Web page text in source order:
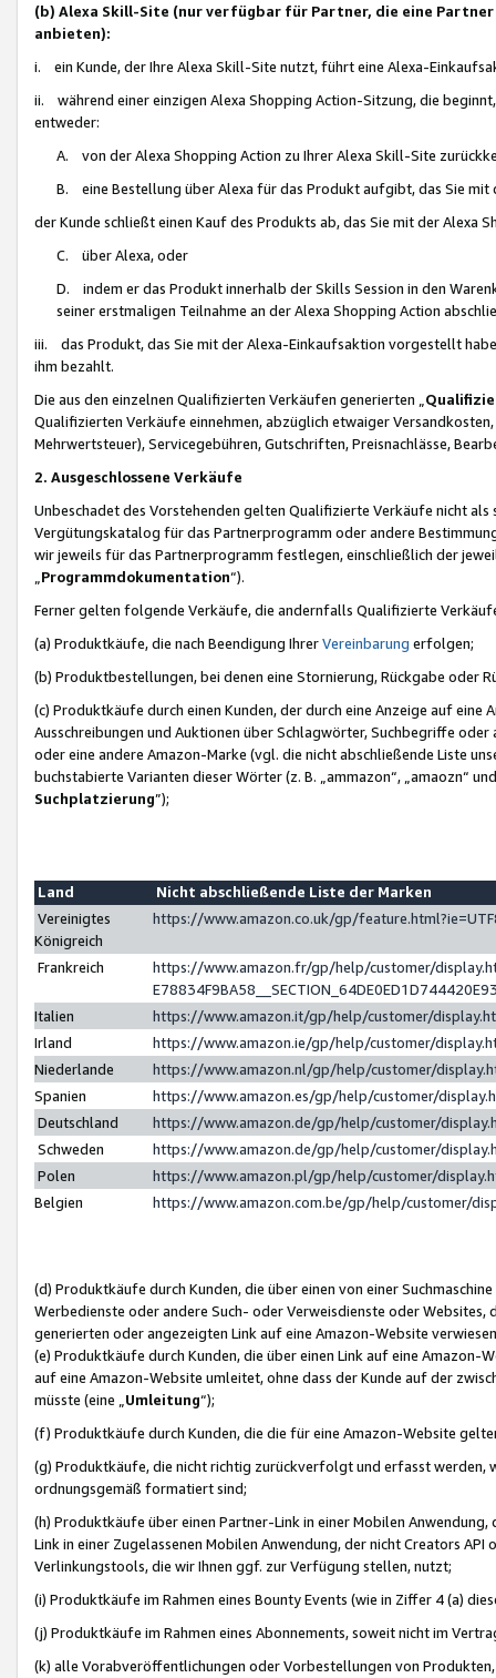
(b) Alexa Skill-Site (nur verfügbar für Partner, die eine
anbieten):
i. ein Kunde, der Ihre Alexa Skill-Site nutzt, führt eine Alexa-
ii. während einer einzigen Alexa Shopping Action-Sitzung, die
entweder:
A. von der Alexa Shopping Action zu Ihrer Alexa Skill-Site
B. eine Bestellung über Alexa für das Produkt aufgibt, das Sie mit
der Kunde schließt einen Kauf des Produkts ab, das Sie mit der Alexa
C. über Alexa, oder
D. indem er das Produkt innerhalb der Skills Session in den
seiner erstmaligen Teilnahme an der Alexa Shopping Action
iii. das Produkt, das Sie mit der Alexa-Einkaufsaktion vorgestellt
ihm bezahlt.
Die aus den einzelnen Qualifizierten Verkäufen generierten „
Qualifizierten Verkäufe einnehmen, abzüglich etwaiger
Mehrwertsteuer), Servicegebühren, Gutschriften, Preisnachlässe,
2. Ausgeschlossene Verkäufe
Unbeschadet des Vorstehenden gelten Qualifizierte Verkäufe nicht
Vergütungskatalog für das Partnerprogramm oder andere
wir jeweils für das Partnerprogramm festlegen, einschließlich der
Programmdokumentation“).
Ferner gelten folgende Verkäufe, die andernfalls Qualifizierte
(a) Produktkäufe, die nach Beendigung IhrerVereinbarung erfolgen;
(b) Produktbestellungen, bei denen eine Stornierung, Rückgabe oder
(c) Produktkäufe durch einen Kunden, der durch eine Anzeige auf
Ausschreibungen und Auktionen über Schlagwörter, Suchbegriffe
oder eine andere Amazon-Marke (vgl. die nicht abschließende Liste
buchstabierte Varianten dieser Wörter (z. B. „ammazon“, „amaozn“
Suchplatzierung”);
Land
Nicht abschließende Liste der Marken
Vereinigtes
Königreich
https://www.amazon.co.uk/gp/
Frankreich
https://www.amazon.fr/gp/help/customer/
Italien
https://www.amazon.it/gp/help/customer/
Irland
https://www.amazon.ie/gp/help/customer/
Niederlande
https://www.amazon.nl/gp/help/customer/
Spanien
https://www.amazon.es/gp/help/customer/
Deutschland
https://www.amazon.de/gp/help/customer/
Schweden
https://www.amazon.de/gp/help/customer/
Polen
https://www.amazon.pl/gp/help/customer/
Belgien
https://www.amazon.com.be/gp/help/customer/
(d) Produktkäufe durch Kunden, die über einen von einer
Werbedienste oder andere Such- oder Verweisdienste oder Websites,
generierten oder angezeigten Link auf eine Amazon-Website
(e) Produktkäufe durch Kunden, die über einen Link auf eine
auf eine Amazon-Website umleitet, ohne dass der Kunde auf der
müsste (eine „ Umleitung“);
(f) Produktkäufe durch Kunden, die die für eine Amazon-Website
(g) Produktkäufe, die nicht richtig zurückverfolgt und erfasst werden,
ordnungsgemäß formatiert sind;
(h) Produktkäufe über einen Partner-Link in einer Mobilen
Link in einer Zugelassenen Mobilen Anwendung, der nicht Creators
Verlinkungstools, die wir Ihnen ggf. zur Verfügung stellen, nutzt;
(i) Produktkäufe im Rahmen eines Bounty Events (wie in Ziffer 4 (a)
(j) Produktkäufe im Rahmen eines Abonnements, soweit nicht im
(k) alle Vorabveröffentlichungen oder Vorbestellungen von